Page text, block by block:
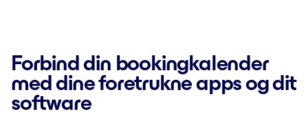
Forbind din bookingkalender
med dine foretrukne apps og dit
software